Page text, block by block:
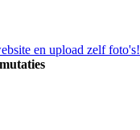
en upload zelf foto's!
mutaties